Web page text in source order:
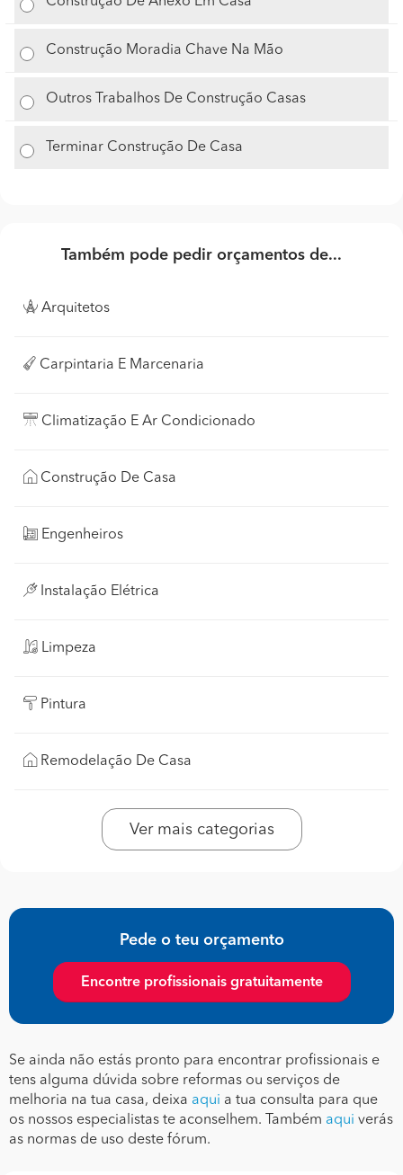
Construção Moradia Chave Na Mão
Outros Trabalhos De Construção Casas
Terminar Construção De Casa
Também pode pedir orçamentos de...
Arquitetos
Carpintaria E Marcenaria
Climatização E Ar Condicionado
Construção De Casa
Engenheiros
Instalação Elétrica
Limpeza
Pintura
Remodelação De Casa
Ver mais categorias
Pede o teu orçamento
Encontre profissionais gratuitamente
Se ainda não estás pronto para encontrar profissionais e
tens alguma dúvida sobre reformas ou serviços de
melhoria na tua casa, deixa aqui a tua consulta para que
os nossos especialistas te aconselhem. Também aqui verás
as normas de uso deste fórum.